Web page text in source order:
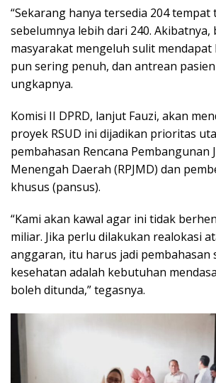
“Sekarang hanya tersedia 204 tempat
sebelumnya lebih dari 240. Akibatnya,
masyarakat mengeluh sulit mendapat
pun sering penuh, dan antrean
ungkapnya.
Komisi II DPRD, lanjut Fauzi, akan
proyek RSUD ini dijadikan prioritas
pembahasan Rencana Pembangunan
Menengah Daerah (RPJMD) dan
khusus (pansus).
“Kami akan kawal agar ini tidak
miliar. Jika perlu dilakukan realokasi
anggaran, itu harus jadi pembahasan
kesehatan adalah kebutuhan
boleh ditunda,” tegasnya.